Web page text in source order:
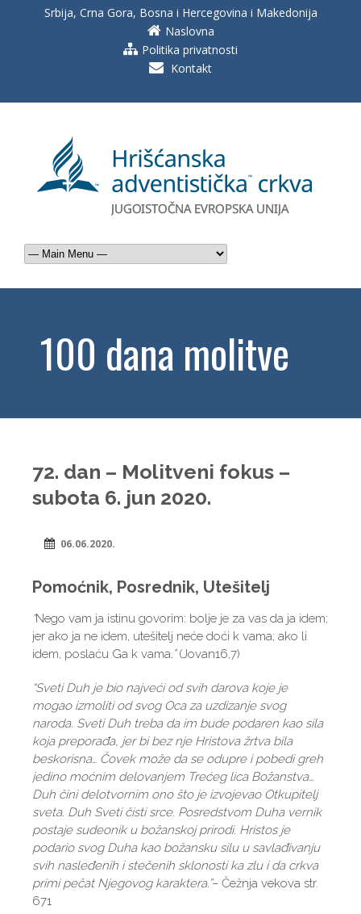
Srbija, Crna Gora, Bosna i Hercegovina i Makedonija
Naslovna
Politika privatnosti
Kontakt
100 dana molitve
72. dan – Molitveni fokus –
subota 6. jun 2020.
06.06.2020.
Pomoćnik, Posrednik, Utešitelj
“Nego vam ja istinu govorim: bolje je za vas da ja idem;
jer ako ja ne idem, utešitelj neće doći k vama; ako li
idem, poslaću Ga k vama.”(Jovan16,7)
“Sveti Duh je bio najveći od svih darova koje je
mogao izmoliti od svog Oca za uzdizanje svog
naroda. Sveti Duh treba da im bude podaren kao sila
koja preporađa, jer bi bez nje Hristova žrtva bila
beskorisna… Čovek može da se odupre i pobedi greh
jedino moćnim delovanjem Trećeg lica Božanstva…
Duh čini delotvornim ono što je izvojevao Otkupitelj
sveta. Duh Sveti čisti srce. Posredstvom Duha vernik
postaje sudeonik u božanskoj prirodi. Hristos je
podario svog Duha kao božansku silu u savlađivanju
svih nasleđenih i stečenih sklonosti ka zlu i da crkva
primi pečat Njegovog karaktera.”– Čežnja vekova str.
671